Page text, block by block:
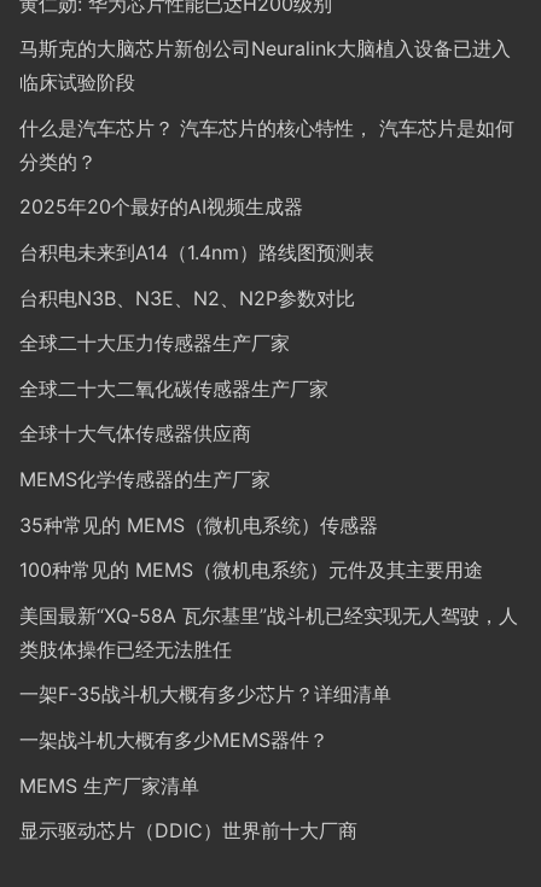
马斯克的大脑芯片新创公司Neuralink大脑植入设备已进入
临床试验阶段
什么是汽车芯片？ 汽车芯片的核心特性， 汽车芯片是如何
分类的？
2025年20个最好的AI视频生成器
台积电未来到A14（1.4nm）路线图预测表
台积电N3B、N3E、N2、N2P参数对比
全球二十大压力传感器生产厂家
全球二十大二氧化碳传感器生产厂家
全球十大气体传感器供应商
MEMS化学传感器的生产厂家
35种常见的 MEMS（微机电系统）传感器
100种常见的 MEMS（微机电系统）元件及其主要用途
美国最新“XQ-58A 瓦尔基里”战斗机已经实现无人驾驶，人
类肢体操作已经无法胜任
一架F-35战斗机大概有多少芯片？详细清单
一架战斗机大概有多少MEMS器件？
MEMS 生产厂家清单
显示驱动芯片（DDIC）世界前十大厂商